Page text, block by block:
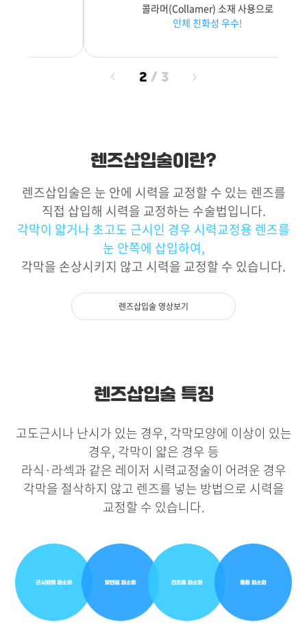
콜라머(Collamer) 소재 사용으로
인체 친화성 우수!
2 / 3
렌즈삽입술이란?
렌즈삽입술은 눈 안에 시력을 교정할 수 있는 렌즈를
직접 삽입해 시력을 교정하는 수술법입니다.
각막이 얇거나 초고도 근시인 경우 시력교정용 렌즈를
눈 안쪽에 삽입하여,
각막을 손상시키지 않고 시력을 교정할 수 있습니다.
렌즈삽입술 영상보기
렌즈삽입술 특징
고도근시나 난시가 있는 경우, 각막모양에 이상이 있는
경우, 각막이 얇은 경우 등
라식·라섹과 같은 레이저 시력교정술이 어려운 경우
각막을 절삭하지 않고 렌즈를 넣는 방법으로 시력을
교정할 수 있습니다.